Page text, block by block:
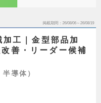
掲載期間 26/08/06～26/08/19
加工｜金型部品加
善・リーダー候補
導体）